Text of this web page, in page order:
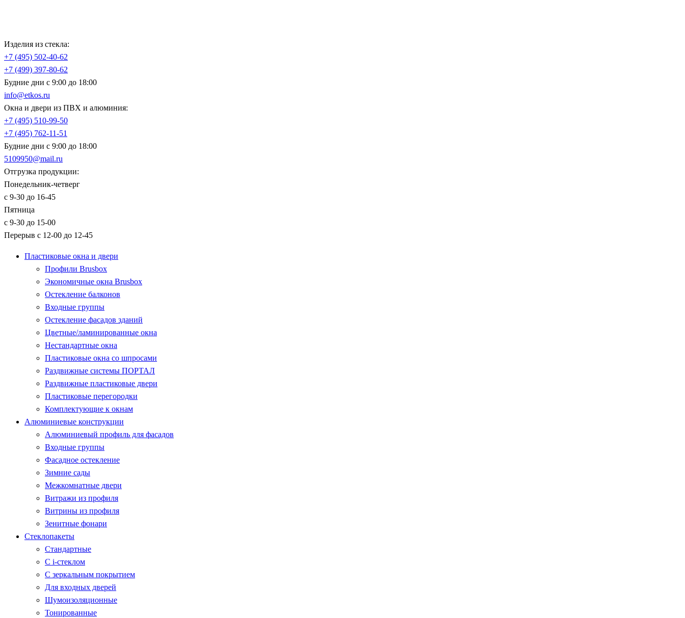
Изделия из стекла:
+7 (495) 502-40-62
+7 (499) 397-80-62
Будние дни с 9:00 до 18:00
info@etkos.ru
Окна и двери из ПВХ и алюминия:
+7 (495) 510-99-50
+7 (495) 762-11-51
Будние дни с 9:00 до 18:00
5109950@mail.ru
Отгрузка продукции:
Понедельник-четверг
с 9-30 до 16-45
Пятница
с 9-30 до 15-00
Перерыв с 12-00 до 12-45
Пластиковые окна и двери
Профили Brusbox
Экономичные окна Brusbox
Остекление балконов
Входные группы
Остекление фасадов зданий
Цветные/ламинированные окна
Нестандартные окна
Пластиковые окна со шпросами
Раздвижные системы ПОРТАЛ
Раздвижные пластиковые двери
Пластиковые перегородки
Комплектующие к окнам
Алюминиевые конструкции
Алюминиевый профиль для фасадов
Входные группы
Фасадное остекление
Зимние сады
Межкомнатные двери
Витражи из профиля
Витрины из профиля
Зенитные фонари
Стеклопакеты
Стандартные
С i-стеклом
С зеркальным покрытием
Для входных дверей
Шумоизоляционные
Тонированные